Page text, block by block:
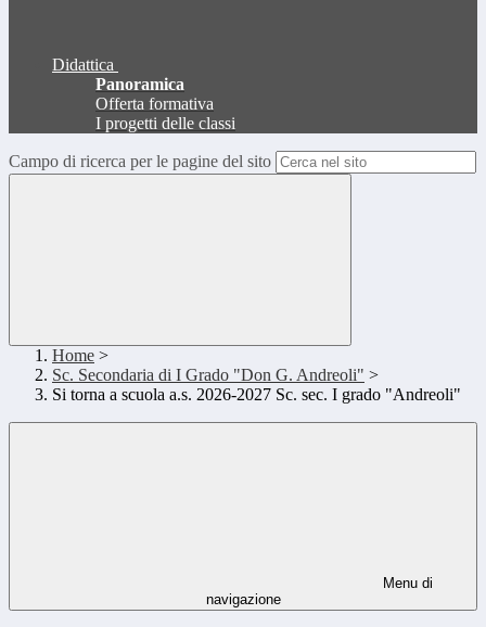
Didattica
Panoramica
Offerta formativa
I progetti delle classi
Campo di ricerca per le pagine del sito
Home >
Sc. Secondaria di I Grado "Don G. Andreoli" >
Si torna a scuola a.s. 2026-2027 Sc. sec. I grado "Andreoli"
Menu di
navigazione